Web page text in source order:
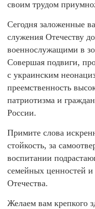
своим трудом
Сегодня заложенные
служения Отечеству
военнослужащими в
Совершая подвиги,
с украинским
преемственность
патриотизма и
России.
Примите слова
стойкость, за
воспитании
семейных ценностей
Отечества.
Желаем вам крепкого